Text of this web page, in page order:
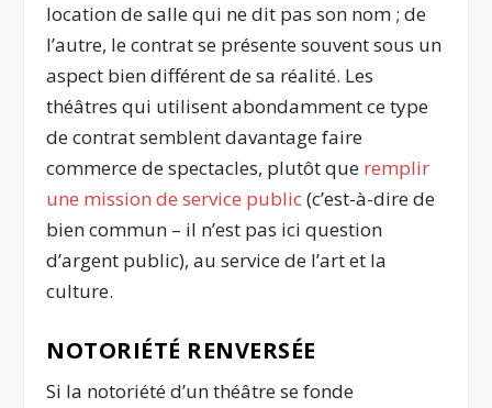
location de salle qui ne dit pas son nom ; de
l’autre, le contrat se présente souvent sous un
aspect bien différent de sa réalité. Les
théâtres qui utilisent abondamment ce type
de contrat semblent davantage faire
commerce de spectacles, plutôt que remplir
une mission de service public(c’est-à-dire de
bien commun – il n’est pas ici question
d’argent public), au service de l’art et la
culture.
NOTORIÉTÉ RENVERSÉE
Si la notoriété d’un théâtre se fonde